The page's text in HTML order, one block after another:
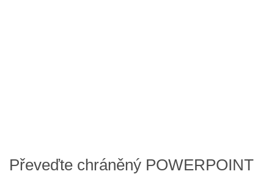
Převeďte chráněný POWERPOINT